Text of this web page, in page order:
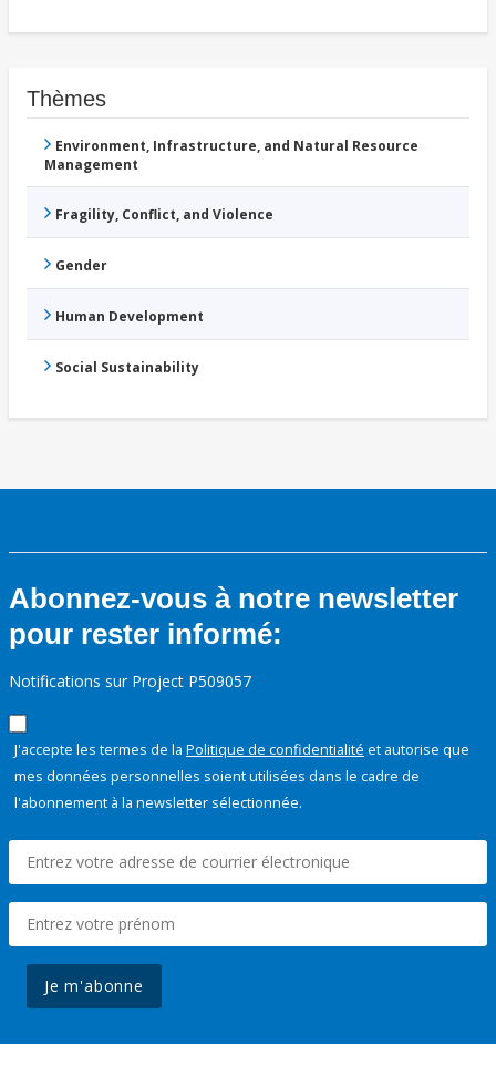
Thèmes
Environment, Infrastructure, and Natural Resource
Management
Fragility, Conflict, and Violence
Gender
Human Development
Social Sustainability
Abonnez-vous à notre newsletter
pour rester informé:
Notifications sur Project P509057
J'accepte les termes de la Politique de confidentialité et autorise que
mes données personnelles soient utilisées dans le cadre de
l'abonnement à la newsletter sélectionnée.
Je m'abonne